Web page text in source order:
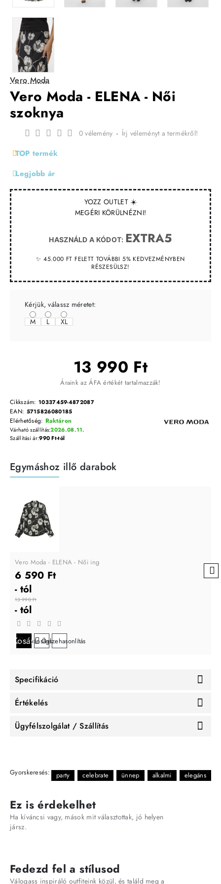
Vero Moda
Vero Moda - ELENA - Női
szoknya
YOZZ OUTLET ☀️
MEGÉRI KÖRÜLNÉZNI!
HASZNÁLD A KÓDOT: EXTRA5
✨ 45.000 FT FELETT TOVÁBBI 5% KEDVEZMÉNYBEN
RÉSZESÜLSZ!
TOP termék
Legjobb ár
0 vélemény - Írj véleményt a termékről!
13 990 Ft
Áraink az ÁFA értékét tartalmazzák!
Cikkszám: 10337459-4872087
EAN: 5715826080185
Elérhetőség: Raktáron
Várható szállítás:2026.08.11.
Szállítási ár:990 Ft-tól
Kérjük, válassz méretet:
M
L XL
Egymáshoz illő darabok
Vero Moda - ELENA - Női ing
6 590 Ft
- tól
13 990 Ft
- tól
Kosárba
Kívánságlistára
Összehasonlítás
Specifikáció
Értékelés
Ügyfélszolgálat / Szállítás
Gyorskeresés: party celebrate ünnep alkalmi elegáns
Ez is érdekelhet
Ha kíváncsi vagy, mások mit választottak, jó helyen
jársz.
Fedezd fel a stílusod
Válogass inspiráló outfiteink közül, és találd meg a